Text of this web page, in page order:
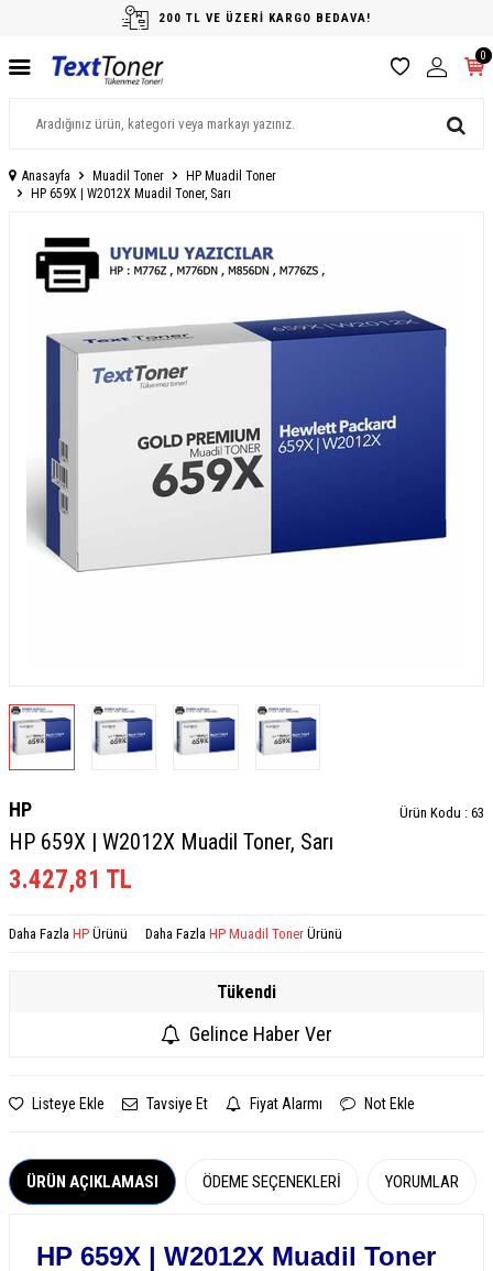
200 TL VE ÜZERİ KARGO BEDAVA!
0
Anasayfa Muadil Toner
HP Muadil Toner
HP 659X | W2012X Muadil Toner, Sarı
HP Ürün Kodu : 63
HP 659X | W2012X Muadil Toner, Sarı
3.427,81 TL
Daha Fazla HP Ürünü Daha Fazla HP Muadil Toner Ürünü
Tükendi
Gelince Haber Ver
Listeye Ekle Tavsiye Et Fiyat Alarmı Not Ekle
ÜRÜN AÇIKLAMASI ÖDEME SEÇENEKLERI YORUMLAR
HP 659X | W2012X Muadil Toner